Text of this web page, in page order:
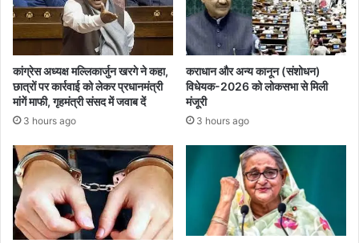
कांग्रेस अध्यक्ष मल्लिकार्जुन खरगे ने कहा,
छात्रों पर कार्रवाई को लेकर प्रधानमंत्री
मांगें माफी, गृहमंत्री संसद में जवाब दें
3 hours ago
कराधान और अन्य कानून (संशोधन)
विधेयक-2026 को लोकसभा से मिली
मंजूरी
3 hours ago